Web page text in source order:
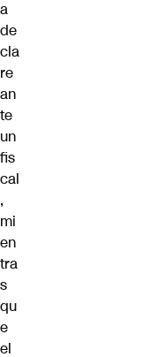
a
de
cla
re
an
te
un
fis
cal
,
mi
en
tra
s
qu
e
el